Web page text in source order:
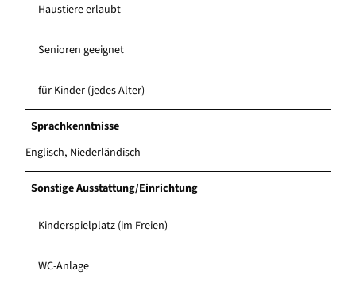
Haustiere erlaubt
Senioren geeignet
für Kinder (jedes Alter)
Sprachkenntnisse
Englisch, Niederländisch
Sonstige Ausstattung/Einrichtung
Kinderspielplatz (im Freien)
WC-Anlage